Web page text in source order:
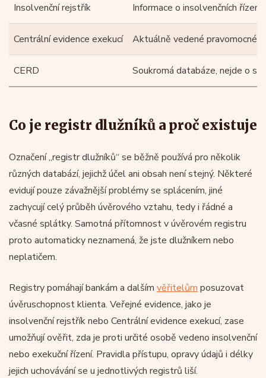
Insolvenční rejstřík Informace o insolvenčních
Centrální evidence exekucí Aktuálně vedené pravomocné
CERD Soukromá databáze, nejde o
Co je registr dlužníků a proč existuje
Označení „registr dlužníků“ se běžně používá pro několik
různých databází, jejichž účel ani obsah není stejný. Některé
evidují pouze závažnější problémy se splácením, jiné
zachycují celý průběh úvěrového vztahu, tedy i řádné a
včasné splátky. Samotná přítomnost v úvěrovém registru
proto automaticky neznamená, že jste dlužníkem nebo
neplatičem.
Registry pomáhají bankám a dalším věřitelům posuzovat
úvěruschopnost klienta. Veřejné evidence, jako je
insolvenční rejstřík nebo Centrální evidence exekucí, zase
umožňují ověřit, zda je proti určité osobě vedeno insolvenční
nebo exekuční řízení. Pravidla přístupu, opravy údajů i délky
jejich uchovávání se u jednotlivých registrů liší.